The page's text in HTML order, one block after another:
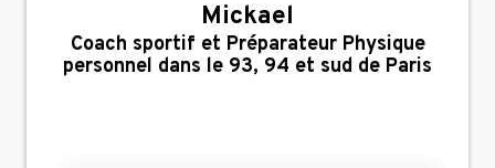
Mickael
,
Coach sportif et Préparateur Physique
personnel dans le 93, 94 et sud de Paris